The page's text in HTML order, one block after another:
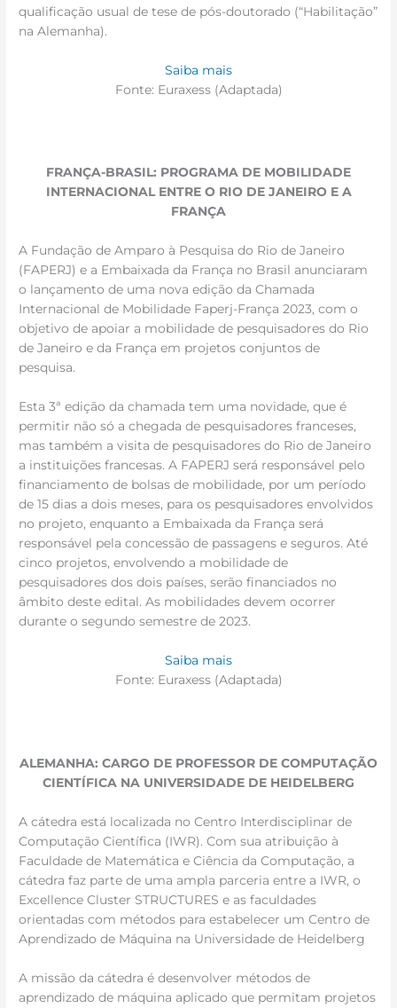
qualificação usual de tese de pós-doutorado (“Habilitação”
na Alemanha).
Saiba mais
Fonte: Euraxess (Adaptada)
FRANÇA-BRASIL: PROGRAMA DE MOBILIDADE
INTERNACIONAL ENTRE O RIO DE JANEIRO E A
FRANÇA
A Fundação de Amparo à Pesquisa do Rio de Janeiro
(FAPERJ) e a Embaixada da França no Brasil anunciaram
o lançamento de uma nova edição da Chamada
Internacional de Mobilidade Faperj-França 2023, com o
objetivo de apoiar a mobilidade de pesquisadores do Rio
de Janeiro e da França em projetos conjuntos de
pesquisa.
Esta 3ª edição da chamada tem uma novidade, que é
permitir não só a chegada de pesquisadores franceses,
mas também a visita de pesquisadores do Rio de Janeiro
a instituições francesas. A FAPERJ será responsável pelo
financiamento de bolsas de mobilidade, por um período
de 15 dias a dois meses, para os pesquisadores envolvidos
no projeto, enquanto a Embaixada da França será
responsável pela concessão de passagens e seguros. Até
cinco projetos, envolvendo a mobilidade de
pesquisadores dos dois países, serão financiados no
âmbito deste edital. As mobilidades devem ocorrer
durante o segundo semestre de 2023.
Saiba mais
Fonte: Euraxess (Adaptada)
ALEMANHA: CARGO DE PROFESSOR DE COMPUTAÇÃO
CIENTÍFICA NA UNIVERSIDADE DE HEIDELBERG
A cátedra está localizada no Centro Interdisciplinar de
Computação Científica (IWR). Com sua atribuição à
Faculdade de Matemática e Ciência da Computação, a
cátedra faz parte de uma ampla parceria entre a IWR, o
Excellence Cluster STRUCTURES e as faculdades
orientadas com métodos para estabelecer um Centro de
Aprendizado de Máquina na Universidade de Heidelberg
A missão da cátedra é desenvolver métodos de
aprendizado de máquina aplicado que permitam projetos